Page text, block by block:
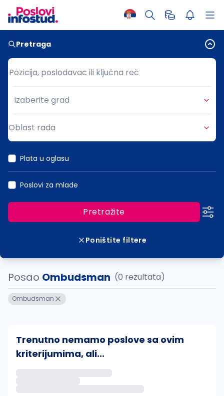
Pretraga
Pozicija, poslodavac ili ključna reč
Pozicija, poslodavac ili ključna reč
Grad
Izaberite grad
Oblast rada
Plata u oglasu
Poslovi za mlade
Pretražite
Poništite filtere
Posao Ombudsman (0 rezultata)
Ombudsman
Trenutno nemamo poslove sa ovim
kriterijumima, ali...